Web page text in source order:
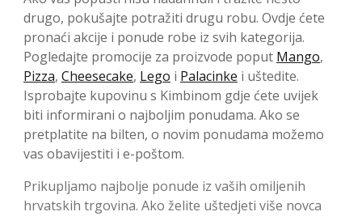
drugo, pokušajte potražiti drugu robu. Ovdje ćete
pronaći akcije i ponude robe iz svih kategorija.
Pogledajte promocije za proizvode poput Mango,
Pizza, Cheesecake, Lego i Palacinke i uštedite.
Isprobajte kupovinu s Kimbinom gdje ćete uvijek
biti informirani o najboljim ponudama. Ako se
pretplatite na bilten, o novim ponudama možemo
vas obavijestiti i e-poštom.
Prikupljamo najbolje ponude iz vaših omiljenih
hrvatskih trgovina. Ako želite uštedjeti više novca